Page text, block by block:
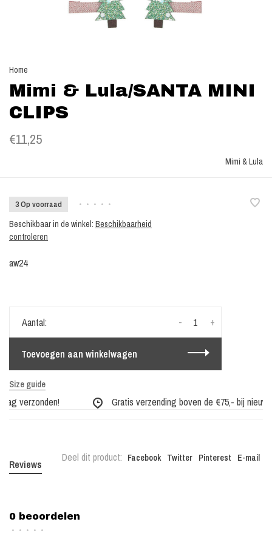
Home
Mimi & Lula/SANTA MINI
CLIPS
€11,25
Mimi & Lula
3 Op voorraad • • • • •
Beschikbaar in de winkel: Beschikbaarheid
controleren
aw24
Aantal: +
-
Toevoegen aan winkelwagen
Size guide
verzonden! Gratis verzending boven de €75,- bij
Deel dit product: Facebook Twitter Pinterest E-mail
Reviews
0 beoordelen
• • • • •